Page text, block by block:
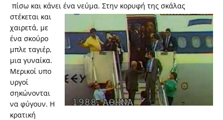
πίσω και κάνει ένα νεύμα. Στην κορυφή της σκάλας
στέκεται και
χαιρετά, με
ένα σκούρο
μπλε ταγιέρ,
μια γυναίκα.
Μερικοί υπο
υργοί
σηκώνονται
να φύγουν. Η
κρατική